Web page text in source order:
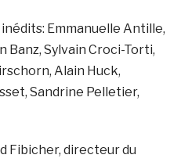
Emmanuelle Antille,
Banz, Sylvain Croci-Torti,
Alain Huck,
Sandrine Pelletier,
Fibicher, directeur du